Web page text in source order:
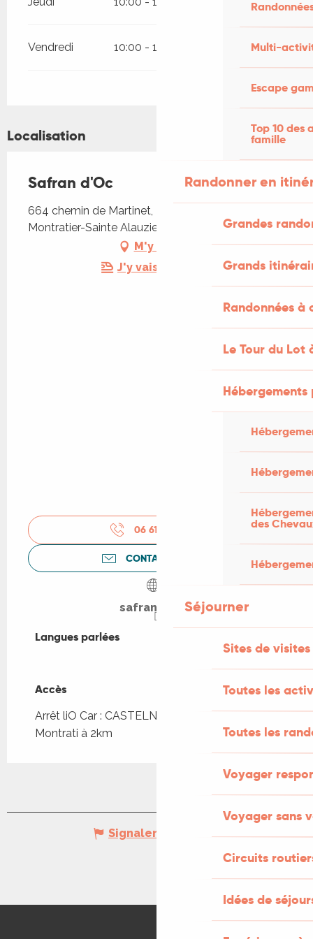
Multi-
Escape
Top 10 des
famille
Randonner en
Grandes
Grands
Randonnées
Le Tour du Lot
des
Séjourner
Sites de visites
Toutes les
Toutes les
Voyager
Voyager sans
Circuits
Idées de
Vendredi 10:00 - 12:00 15:00 - 18:00
Localisation
Safran d'Oc
664 chemin de Martinet, 46170 Castelnau
Montratier-Sainte Alauzie
M'y rendre
J'y vais en train !
06 61 71 06
CONTACTEZ-NOUS
safrandoc.fr
Langues parlées
Langues parlées
Accès
Accès
Arrêt liO Car : CASTELNAU-MO - Castelnau-
Montrati à 2km
Signaler une erreur